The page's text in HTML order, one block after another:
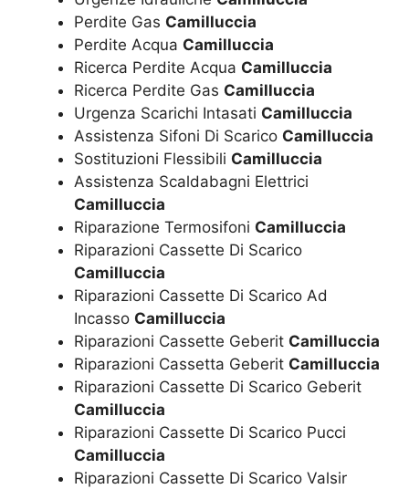
Perdite Gas Camilluccia
Perdite Acqua Camilluccia
Ricerca Perdite Acqua Camilluccia
Ricerca Perdite Gas Camilluccia
Urgenza Scarichi Intasati Camilluccia
Assistenza Sifoni Di Scarico Camilluccia
Sostituzioni Flessibili Camilluccia
Assistenza Scaldabagni Elettrici
Camilluccia
Riparazione Termosifoni Camilluccia
Riparazioni Cassette Di Scarico
Camilluccia
Riparazioni Cassette Di Scarico Ad
Incasso Camilluccia
Riparazioni Cassette Geberit Camilluccia
Riparazioni Cassetta Geberit Camilluccia
Riparazioni Cassette Di Scarico Geberit
Camilluccia
Riparazioni Cassette Di Scarico Pucci
Camilluccia
Riparazioni Cassette Di Scarico Valsir